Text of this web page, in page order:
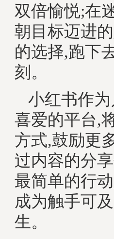
双倍愉悦;在
朝目标迈进
的选择,跑下
刻。
小红书作
喜爱的平台,
方式,鼓励更
过内容的分
最简单的行
成为触手可
生。